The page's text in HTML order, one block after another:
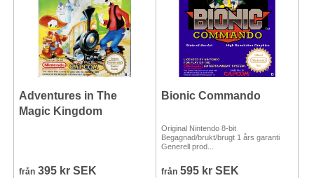
Adventures in The
Magic Kingdom
från 395 kr SEK
Bionic Commando
Original Nintendo 8-bit
Begagnad/brukt/brugt 1 års garanti
Generell prod...
från 595 kr SEK